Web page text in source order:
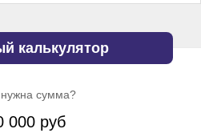
калькулятор
нужна сумма?
000 руб